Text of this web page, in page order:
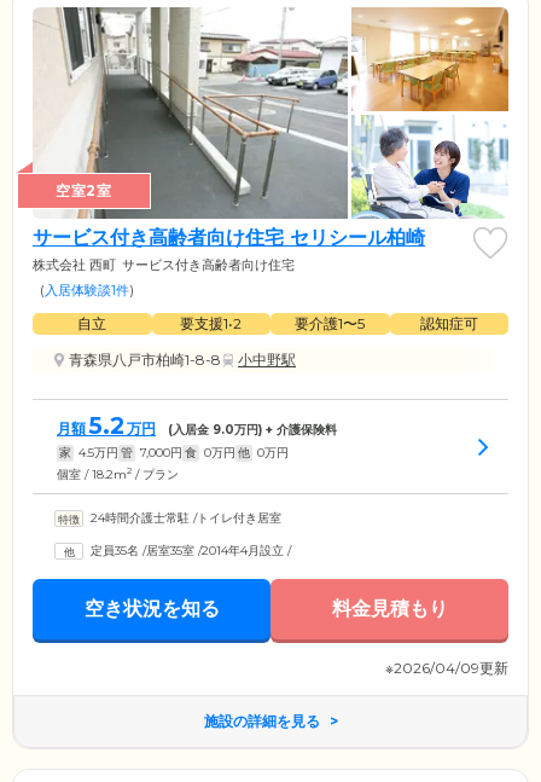
空室2室
サービス付き高齢者向け住宅 セリシール柏崎
株式会社 西町 サービス付き高齢者向け住宅
(入居体験談1件)
自立 要支援1•2 要介護1〜5
認知症可
青森県八戸市柏崎1-8-8
小中野駅
月額5.2 万円 (入居金 9.0万円) + 介護保険料
家 4.5万円 管 7,000円 食 0万円 他 0万円
個室 / 18.2m2 / プラン
24時間介護士常駐 /トイレ付き居室
定員35名 /居室35室 /2014年4月設立 /
空き状況を知る 料金見積もり
※2026/04/09更新
施設の詳細を見る